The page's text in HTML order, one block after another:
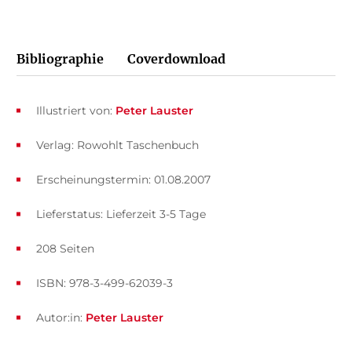
Bibliographie Coverdownload
Verlag: Rowohlt Taschenbuch
Erscheinungstermin: 01.08.2007
Lieferstatus: Lieferzeit 3-5 Tage
ISBN: 978-3-499-62039-3
208 Seiten
Autor:in: Peter Lauster
Illustriert von: Peter Lauster